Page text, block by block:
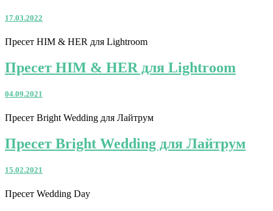
17.03.2022
Пресет HIM & HER для Lightroom
Пресет HIM & HER для Lightroom
04.09.2021
Пресет Bright Wedding для Лайтрум
Пресет Bright Wedding для Лайтрум
15.02.2021
Пресет Wedding Day